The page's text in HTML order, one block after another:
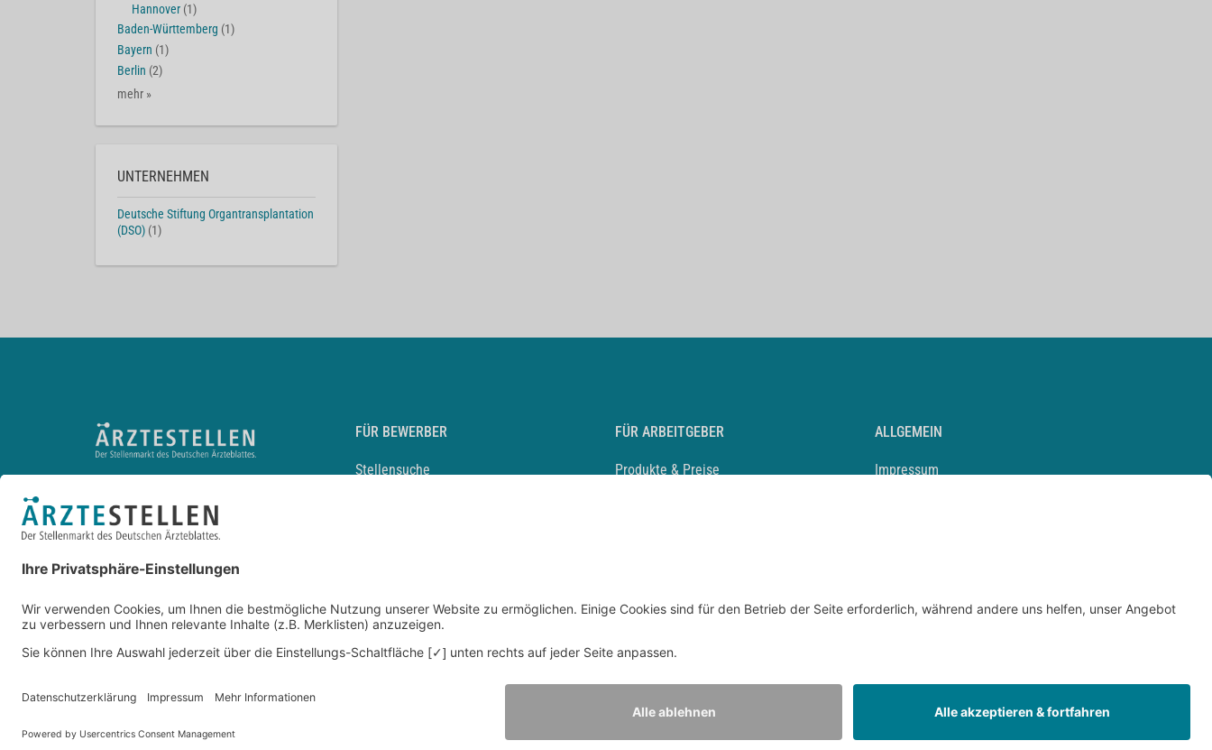
Hannover (1)
Baden-Württemberg (1)
Bayern (1)
Berlin (2)
mehr »
UNTERNEHMEN
Deutsche Stiftung Organtransplantation
(DSO) (1)
FÜR BEWERBER
Stellensuche
Durchsuchen Sie den Stellenkatalog
FÜR ARBEITGEBER
Produkte & Preise
ALLGEMEIN
Impressum
Entwickelt durchJOBIQO